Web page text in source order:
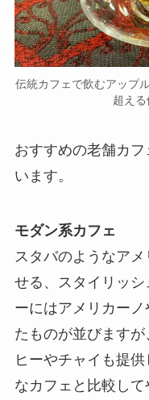
伝統カフェで飲むアップ
超える
おすすめの老舗カフ
います。
モダン系カフェ
スタバのようなア
せる、スタイリッシ
ーにはアメリカー
たものが並びます
ヒーやチャイも提
なカフェと比較して